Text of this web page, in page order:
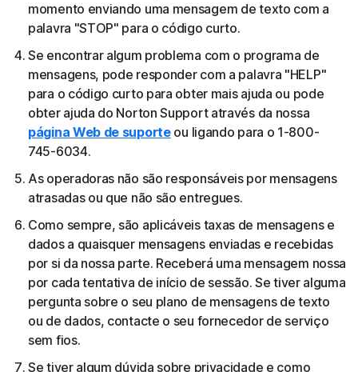
momento enviando uma mensagem de texto com a
palavra "STOP" para o código curto.
Se encontrar algum problema com o programa de
mensagens, pode responder com a palavra "HELP"
para o código curto para obter mais ajuda ou pode
obter ajuda do Norton Support através da nossa
página Web de suporteou ligando para o 1-800-
745-6034.
As operadoras não são responsáveis por mensagens
atrasadas ou que não são entregues.
Como sempre, são aplicáveis taxas de mensagens e
dados a quaisquer mensagens enviadas e recebidas
por si da nossa parte. Receberá uma mensagem nossa
por cada tentativa de início de sessão. Se tiver alguma
pergunta sobre o seu plano de mensagens de texto
ou de dados, contacte o seu fornecedor de serviço
sem fios.
Se tiver algum dúvida sobre privacidade e como